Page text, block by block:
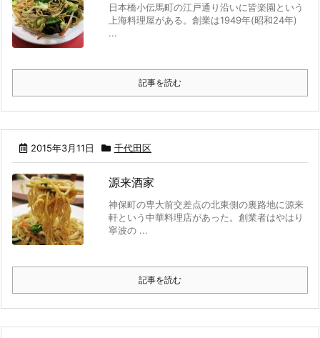
日本橋小伝馬町の江戸通り沿いに皆楽園という
上海料理屋がある。創業は1949年(昭和24年)
...
記事を読む
2015年3月11日 千代田区
源来酒家
神保町の専大前交差点の北東側の裏路地に源来
軒という中華料理店があった。創業者はやはり
寧波の ...
記事を読む